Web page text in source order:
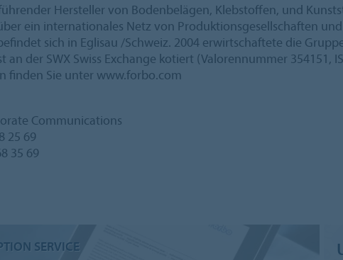
Hersteller von Bodenbelägen, Klebstoffen, und
ein internationales Netz von Produktionsgesellschaften
sich in Eglisau /Schweiz. 2004 erwirtschaftete die
an der SWX Swiss Exchange kotiert (Valorennummer 354151,
finden Sie unter www.forbo.com
Communications
25 69
35 69
SERVICE